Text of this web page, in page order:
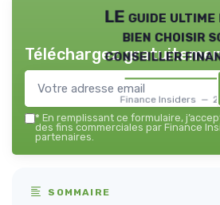
LE guide ultime
bien choisir
conseiller
Finance Insiders —
Téléchargez
* En remplissant ce formulaire,
des fins commerciales par Finance
partenaires.
SOMMAIRE